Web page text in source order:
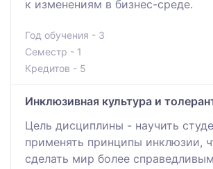
к изменениям в бизнес-среде.
Год обучения - 3
Семестр - 1
Кредитов - 5
Инклюзивная культура и
Цель дисциплины - научить
применять принципы инклюзии,
сделать мир более